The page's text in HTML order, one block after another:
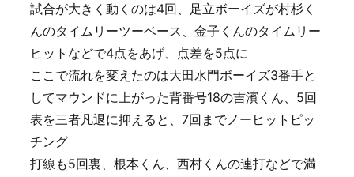
試合が大きく動くのは4回、足立ボーイズが村杉く
んのタイムリーツーベース、金子くんのタイムリー
ヒットなどで4点をあげ、点差を5点に
ここで流れを変えたのは大田水門ボーイズ3番手と
してマウンドに上がった背番号18の吉濱くん、5回
表を三者凡退に抑えると、7回までノーヒットピッ
チング
打線も5回裏、根本くん、西村くんの連打などで満